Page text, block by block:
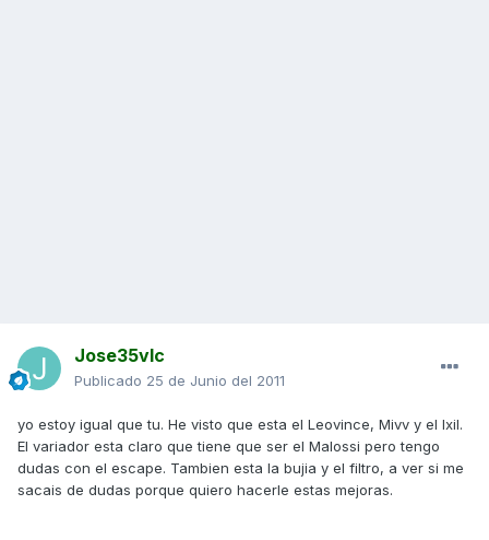
Jose35vlc
Publicado 25 de Junio del 2011
yo estoy igual que tu. He visto que esta el Leovince, Mivv y el Ixil.
El variador esta claro que tiene que ser el Malossi pero tengo
dudas con el escape. Tambien esta la bujia y el filtro, a ver si me
sacais de dudas porque quiero hacerle estas mejoras.